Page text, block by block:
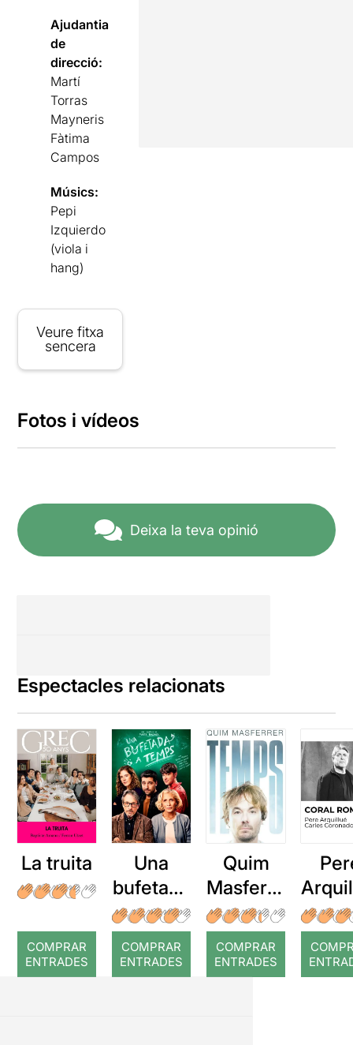
Ajudantia
de
direcció:
Martí
Torras
Mayneris
Fàtima
Campos
Músics:
Pepi
Izquierdo
(viola i
hang)
Veure fitxa
sencera
Fotos i vídeos
Deixa la teva opinió
Espectacles relacionats
La truita
COMPRAR
ENTRADES
Una
bufetada
a temps
COMPRAR
ENTRADES
Quim
Masferre
r: Temps
COMPRAR
ENTRADES
: